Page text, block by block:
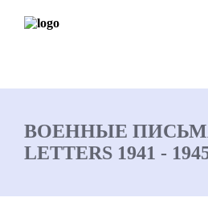
ВОЕННЫЕ
LETTERS 1941 -